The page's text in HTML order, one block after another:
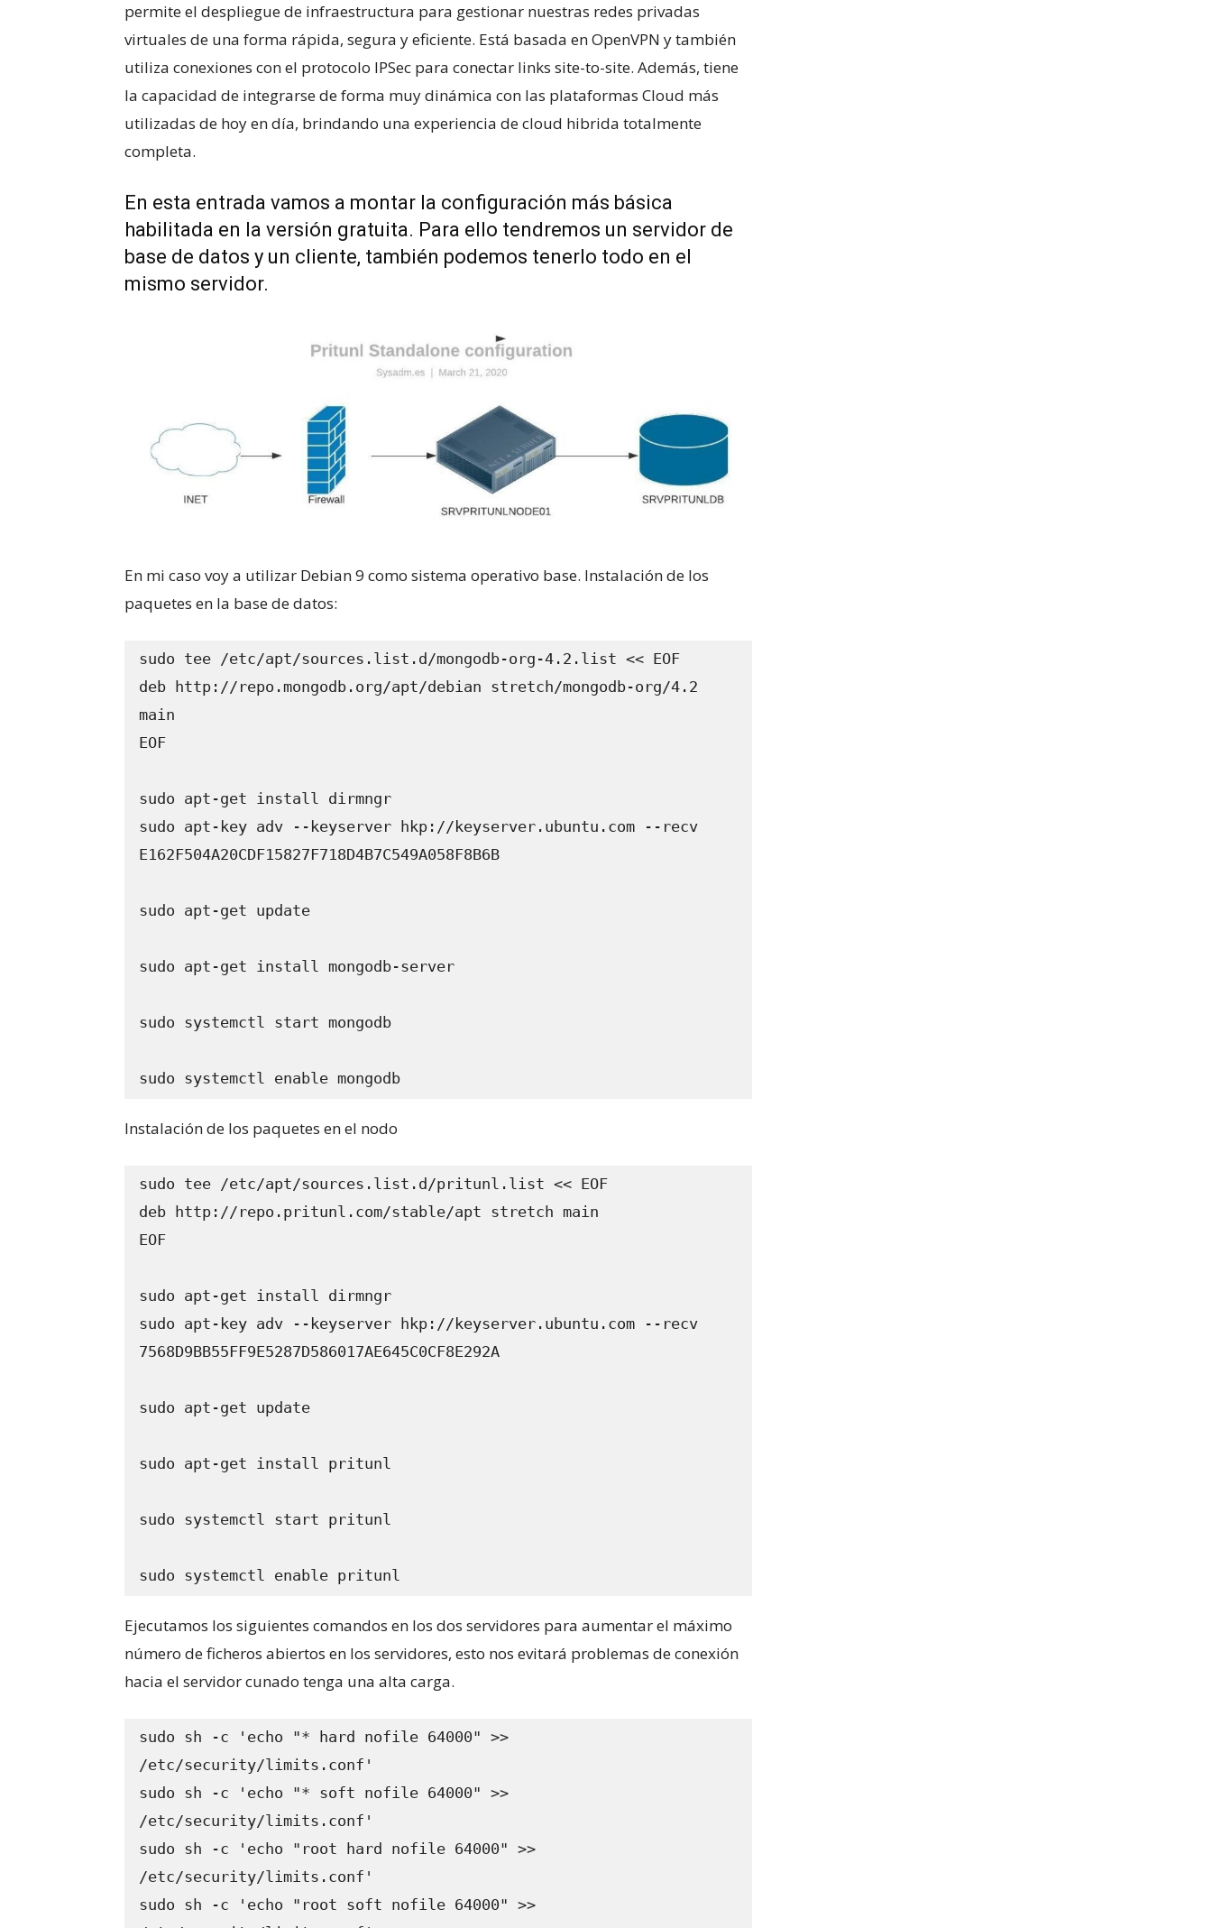
permite el despliegue de infraestructura para gestionar nuestras redes privadas
virtuales de una forma rápida, segura y eficiente. Está basada en OpenVPN y también
utiliza conexiones con el protocolo IPSec para conectar links site-to-site. Además, tiene
la capacidad de integrarse de forma muy dinámica con las plataformas Cloud más
utilizadas de hoy en día, brindando una experiencia de cloud hibrida totalmente
completa.
En esta entrada vamos a montar la configuración más básica
habilitada en la versión gratuita. Para ello tendremos un servidor de
base de datos y un cliente, también podemos tenerlo todo en el
mismo servidor.
En mi caso voy a utilizar Debian 9 como sistema operativo base. Instalación de los
paquetes en la base de datos:
sudo tee /etc/apt/sources.list.d/mongodb-org-4.2.list << EOF
deb http://repo.mongodb.org/apt/debian stretch/mongodb-org/4.2
main
EOF
sudo apt-get install dirmngr
sudo apt-key adv --keyserver hkp://keyserver.ubuntu.com --recv
E162F504A20CDF15827F718D4B7C549A058F8B6B
sudo apt-get update
sudo apt-get install mongodb-server
sudo systemctl start mongodb
sudo systemctl enable mongodb
Instalación de los paquetes en el nodo
sudo tee /etc/apt/sources.list.d/pritunl.list << EOF
deb http://repo.pritunl.com/stable/apt stretch main
EOF
sudo apt-get install dirmngr
sudo apt-key adv --keyserver hkp://keyserver.ubuntu.com --recv
7568D9BB55FF9E5287D586017AE645C0CF8E292A
sudo apt-get update
sudo apt-get install pritunl
sudo systemctl start pritunl
sudo systemctl enable pritunl
Ejecutamos los siguientes comandos en los dos servidores para aumentar el máximo
número de ficheros abiertos en los servidores, esto nos evitará problemas de conexión
hacia el servidor cunado tenga una alta carga.
sudo sh -c 'echo "* hard nofile 64000" >>
/etc/security/limits.conf'
sudo sh -c 'echo "* soft nofile 64000" >>
/etc/security/limits.conf'
sudo sh -c 'echo "root hard nofile 64000" >>
/etc/security/limits.conf'
sudo sh -c 'echo "root soft nofile 64000" >>